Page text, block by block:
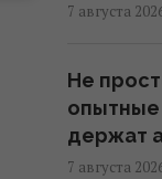
21:32
РЭБ не
7 августа
Не
опытные
держат
7 августа